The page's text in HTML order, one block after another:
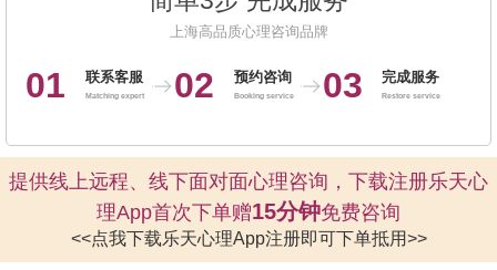
上海高品质心理咨询品牌
01 联系客服
Matching expert 02 预约咨询
Booking service 03 完成服务
Restore service
提供线上远程、线下面对面心理咨询，下载注册乐天心
理App首次下单赠15分钟免费咨询
<<点我下载乐天心理App注册即可下单抵用>>